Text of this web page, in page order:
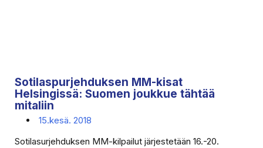
Sotilaspurjehduksen MM-kisat
Helsingissä: Suomen joukkue tähtää
mitaliin
15.kesä. 2018
Sotilasurjehduksen MM-kilpailut järjestetään 16.-20.